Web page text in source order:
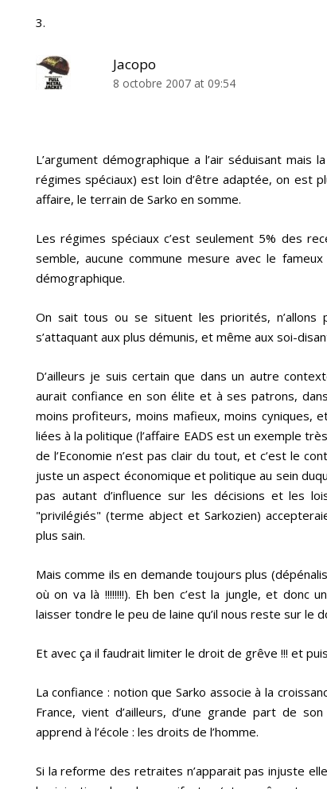
Jacopo
8 octobre 2007 at 09:54
L’argument démographique a l’air séduisant
régimes spéciaux) est loin d’être adaptée, on est
affaire, le terrain de Sarko en somme.
Les régimes spéciaux c’est seulement 5% des
semble, aucune commune mesure avec le
démographique.
On sait tous ou se situent les priorités, n’allons
s’attaquant aux plus démunis, et même aux soi-
D’ailleurs je suis certain que dans un autre
aurait confiance en son élite et à ses patrons,
moins profiteurs, moins mafieux, moins cyniques,
liées à la politique (l’affaire EADS est un exemple
de l’Economie n’est pas clair du tout, et c’est le
juste un aspect économique et politique au sein
pas autant d’influence sur les décisions et les
"privilégiés" (terme abject et Sarkozien)
plus sain.
Mais comme ils en demande toujours plus
où on va là !!!!!!!!). Eh ben c’est la jungle, et donc
laisser tondre le peu de laine qu’il nous reste sur le
Et avec ça il faudrait limiter le droit de grêve !!! et puis
La confiance : notion que Sarko associe à la
France, vient d’ailleurs, d’une grande part de
apprend à l’école : les droits de l’homme.
Si la reforme des retraites n’apparait pas injuste